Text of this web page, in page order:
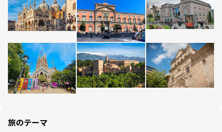
旅のテーマ